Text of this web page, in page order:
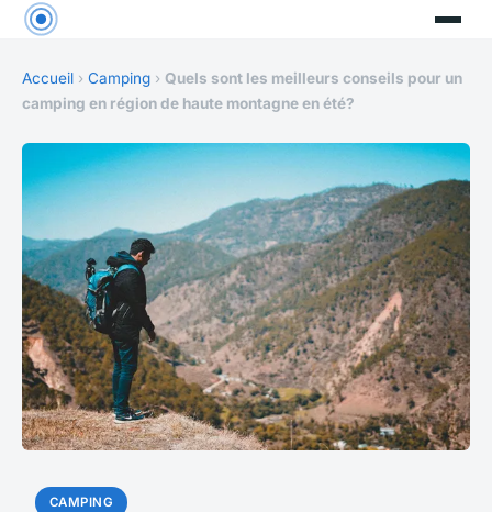
Accueil › Camping › Quels sont les meilleurs conseils pour un
camping en région de haute montagne en été?
CAMPING